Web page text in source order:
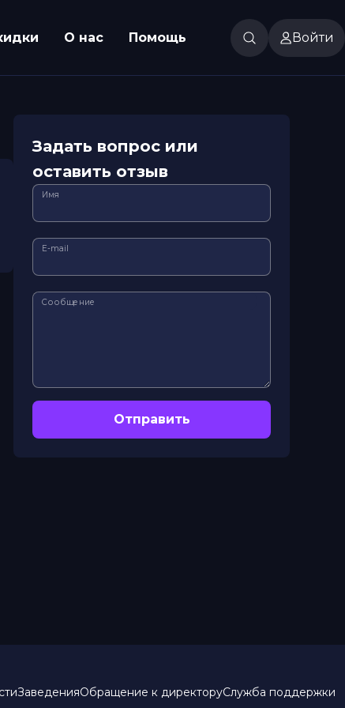
О нас Помощь Войти
Задать вопрос или
оставить отзыв
Имя
E-mail
Сообщение
Отправить
ЗаведенияОбращение к директоруСлужба поддержки